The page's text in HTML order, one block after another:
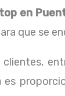
en
que se
es